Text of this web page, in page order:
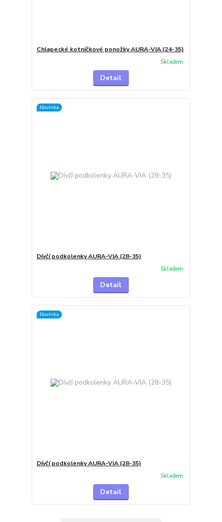
Chlapecké kotníčkové ponožky AURA-VIA (24-35)
Skladem
Detail
Novinka
Dívčí podkolenky AURA-VIA (28-35)
Skladem
Detail
Novinka
Dívčí podkolenky AURA-VIA (28-35)
Skladem
Detail